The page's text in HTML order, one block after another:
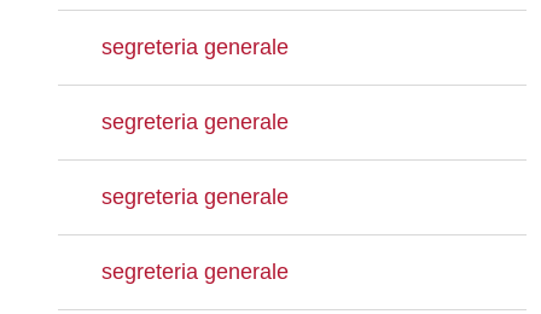
segreteria generale
segreteria generale
segreteria generale
segreteria generale